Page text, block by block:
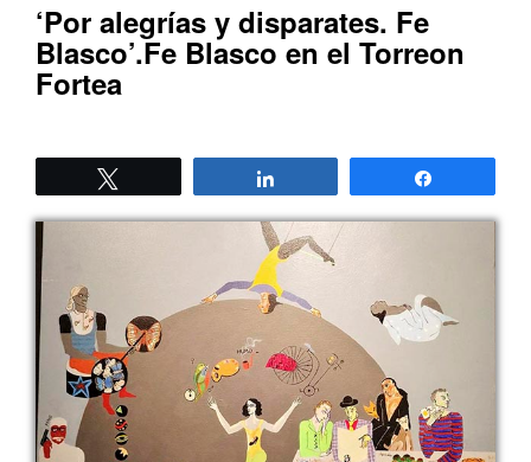
‘Por alegrías y disparates. Fe
Blasco’.Fe Blasco en el Torreon
Fortea